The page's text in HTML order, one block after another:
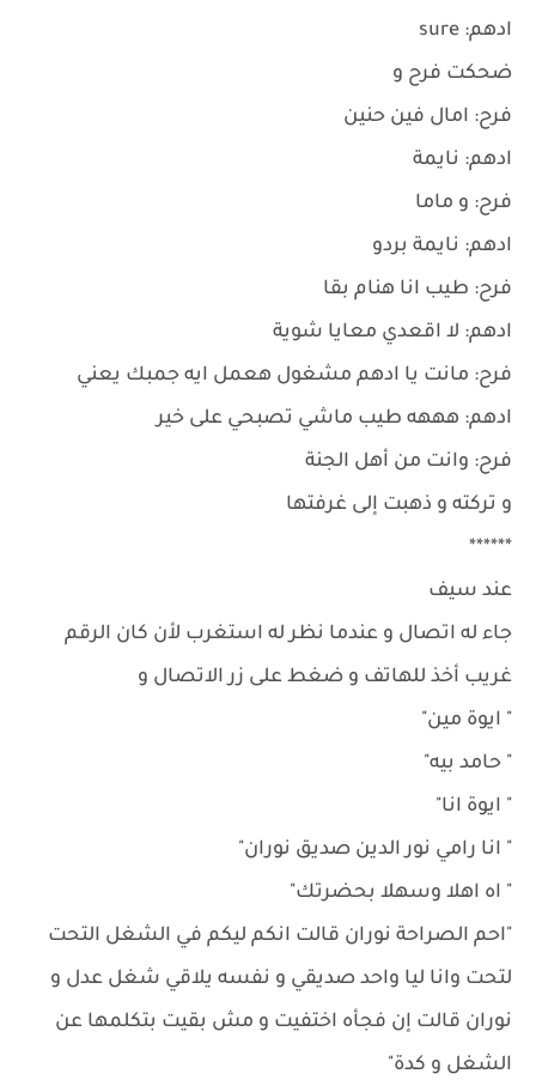
ادهم: sure
ضحكت فرح و
فرح: امال فين حنين
ادهم: نايمة
فرح: و ماما
ادهم: نايمة بردو
فرح: طيب انا هنام بقا
ادهم: لا اقعدي معايا شوية
فرح: مانت يا ادهم مشغول هعمل ايه جمبك يعني
ادهم: هههه طيب ماشي تصبحي على خير
فرح: وانت من أهل الجنة
و تركته و ذهبت إلى غرفتها
******
عند سيف
جاء له اتصال و عندما نظر له استغرب لأن كان الرقم
غريب أخذ للهاتف و ضغط على زر الاتصال و
" ايوة مين"
" حامد بيه"
" ايوة انا"
" انا رامي نور الدين صديق نوران"
" اه اهلا وسهلا بحضرتك"
"احم الصراحة نوران قالت انكم ليكم في الشغل التحت
لتحت وانا ليا واحد صديقي و نفسه يلاقي شغل عدل و
نوران قالت إن فجأه اختفيت و مش بقيت بتكلمها عن
الشغل و كدة"